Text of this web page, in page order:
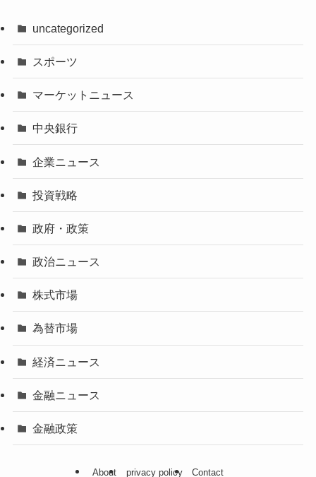
uncategorized
スポーツ
マーケットニュース
中央銀行
企業ニュース
投資戦略
政府・政策
政治ニュース
株式市場
為替市場
経済ニュース
金融ニュース
金融政策
About privacy policy Contact